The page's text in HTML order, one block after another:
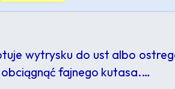
wytrysku do ust albo
fajnego kutasa.…